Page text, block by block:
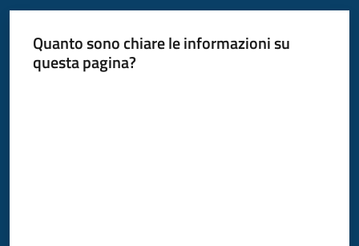
Amministrazione
Novità
Quanto sono chiare le informazioni su
questa pagina?